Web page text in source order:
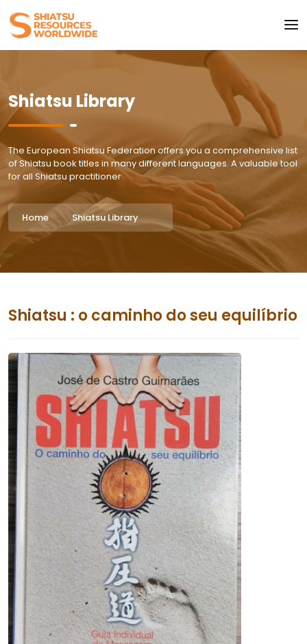
Shiatsu Library
The European Shiatsu Federation offers you a comprehensive list
of Shiatsu book titles in many different languages. A valuable tool
for all Shiatsu practitioner
Home Shiatsu Library
Shiatsu : o caminho do seu equilíbrio